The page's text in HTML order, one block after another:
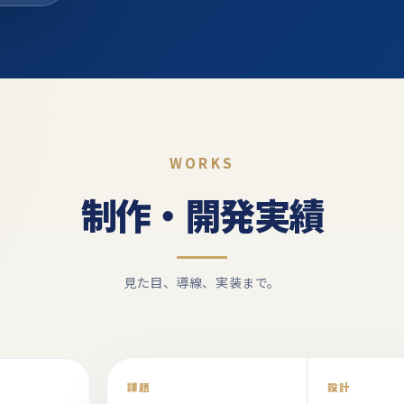
WORKS
制作・開発実績
見た目、導線、実装まで。
課題 設計